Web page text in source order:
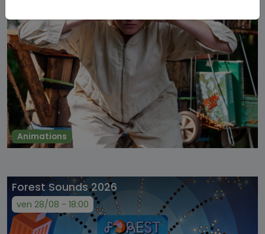
Animations
Forest Sounds 2026
ven 28/08 - 18:00